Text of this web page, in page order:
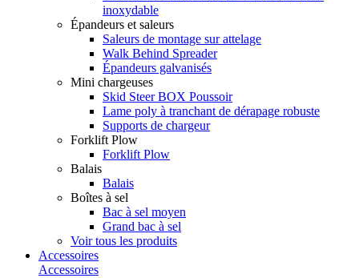
inoxydable
Épandeurs et saleurs
Saleurs de montage sur attelage
Walk Behind Spreader
Épandeurs galvanisés
Mini chargeuses
Skid Steer BOX Poussoir
Lame poly à tranchant de dérapage robuste
Supports de chargeur
Forklift Plow
Forklift Plow
Balais
Balais
Boîtes à sel
Bac à sel moyen
Grand bac à sel
Voir tous les produits
Accessoires
Accessoires